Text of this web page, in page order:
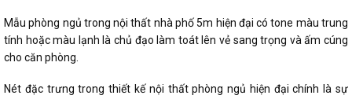
Mẫu phòng ngủ trong nội thất nhà phố 5m hiện đại có tone màu trung
tính hoặc màu lạnh là chủ đạo làm toát lên vẻ sang trọng và ấm cúng
cho căn phòng.
Nét đặc trưng trong thiết kế nội thất phòng ngủ hiện đại chính là sự